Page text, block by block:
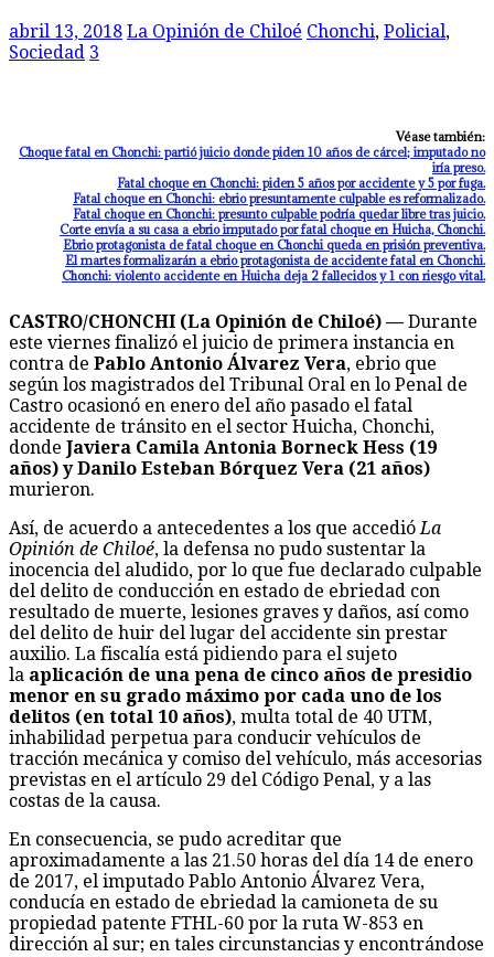
abril 13, 2018 La Opinión de Chiloé Chonchi, Policial,
Sociedad 3
Véase también:
Choque fatal en Chonchi: partió juicio donde piden 10 años de cárcel; imputado no
iría preso.
Fatal choque en Chonchi: piden 5 años por accidente y 5 por fuga.
Fatal choque en Chonchi: ebrio presuntamente culpable es reformalizado.
Fatal choque en Chonchi: presunto culpable podría quedar libre tras juicio.
Corte envía a su casa a ebrio imputado por fatal choque en Huicha, Chonchi.
Ebrio protagonista de fatal choque en Chonchi queda en prisión preventiva.
El martes formalizarán a ebrio protagonista de accidente fatal en Chonchi.
Chonchi: violento accidente en Huicha deja 2 fallecidos y 1 con riesgo vital.
CASTRO/CHONCHI (La Opinión de Chiloé) — Durante
este viernes finalizó el juicio de primera instancia en
contra de Pablo Antonio Álvarez Vera, ebrio que
según los magistrados del Tribunal Oral en lo Penal de
Castro ocasionó en enero del año pasado el fatal
accidente de tránsito en el sector Huicha, Chonchi,
donde Javiera Camila Antonia Borneck Hess (19
años) y Danilo Esteban Bórquez Vera (21 años)
murieron.
Así, de acuerdo a antecedentes a los que accedió La
Opinión de Chiloé, la defensa no pudo sustentar la
inocencia del aludido, por lo que fue declarado culpable
del delito de conducción en estado de ebriedad con
resultado de muerte, lesiones graves y daños, así como
del delito de huir del lugar del accidente sin prestar
auxilio. La fiscalía está pidiendo para el sujeto
la aplicación de una pena de cinco años de presidio
menor en su grado máximo por cada uno de los
delitos (en total 10 años), multa total de 40 UTM,
inhabilidad perpetua para conducir vehículos de
tracción mecánica y comiso del vehículo, más accesorias
previstas en el artículo 29 del Código Penal, y a las
costas de la causa.
En consecuencia, se pudo acreditar que
aproximadamente a las 21.50 horas del día 14 de enero
de 2017, el imputado Pablo Antonio Álvarez Vera,
conducía en estado de ebriedad la camioneta de su
propiedad patente FTHL-60 por la ruta W-853 en
dirección al sur; en tales circunstancias y encontrándose